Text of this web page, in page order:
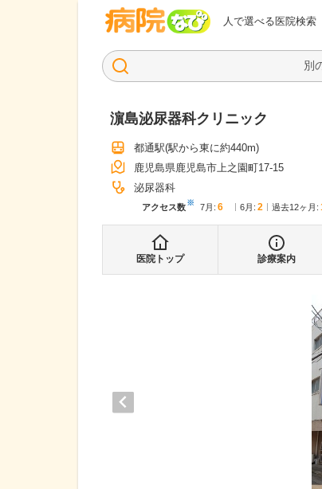
人で選べる医院検索
病院なび
濵島泌尿器科クリニック
都通駅(駅から東に約440m)
鹿児島県鹿児島市上之園町17-15
泌尿器科
アクセス数※ 7月 : 6 6月 : 2 過去12ヶ月:
医院トップ 診療案内